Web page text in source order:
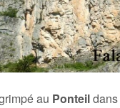
au Ponteil